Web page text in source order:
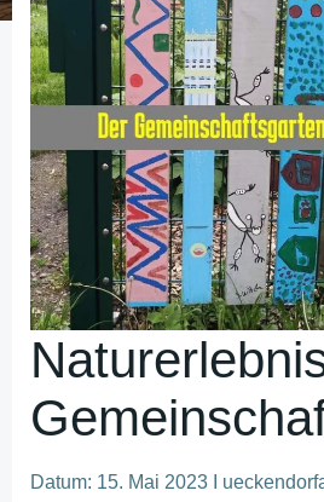
Datum: 15. Mai 2023 I